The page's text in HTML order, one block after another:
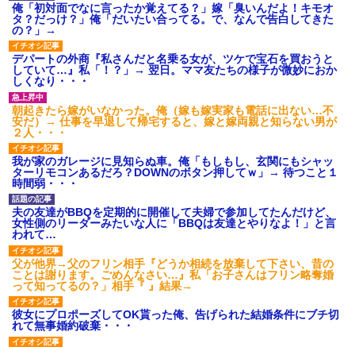
俺「初対面でなに言ったか覚えてる？」嫁「臭いんだよ！キモオ
タ？だっけ？」俺「だいたい合ってる。で、なんで告白してきた
の？」→
デパートの外商『私さんだと名乗る女が、ツケで宝石を買おうと
していて…』私「！？」→ 翌日。ママ友たちの様子が微妙におか
しくなり・・・
朝起きたら嫁がいなかった。俺（嫁も嫁実家も電話に出ない…不
安だ）→ 仕事を早退して帰宅すると、嫁と嫁両親と知らない男が
２人・・・
我が家のガレージに見知らぬ車。俺「もしもし、玄関にもシャッ
ターリモコンあるだろ？DOWNのボタン押してｗ」→ 待つこと１
時間弱・・・
夫の友達がBBQを定期的に開催して夫婦で参加してたんだけど、
女性側のリーダーみたいな人に「BBQは友達とやりなよ！」と言
われて…
父が他界→父のフリン相手『どうか相続を放棄して下さい、昔の
ことは謝ります。ごめんなさい…』私「お子さんはフリン略奪婚
って知ってるの？」相手『 』結果→
彼女にプロポーズしてOK貰った俺、告げられた結婚条件にブチ切
れて無事婚約破棄・・・